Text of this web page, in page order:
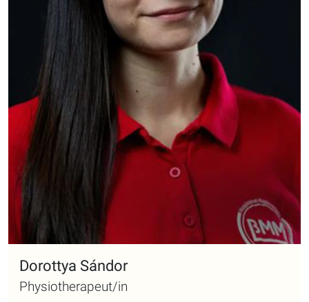
Dorottya Sándor
Physiotherapeut/in